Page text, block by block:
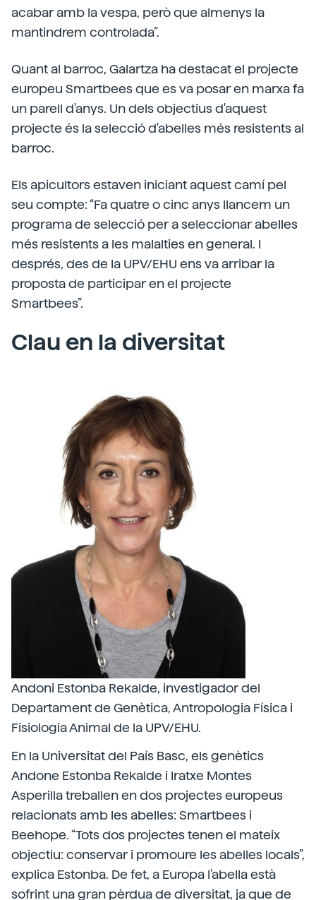
acabar amb la vespa, però que almenys la
mantindrem controlada”.
Quant al barroc, Galartza ha destacat el projecte
europeu Smartbees que es va posar en marxa fa
un parell d'anys. Un dels objectius d'aquest
projecte és la selecció d'abelles més resistents al
barroc.
Els apicultors estaven iniciant aquest camí pel
seu compte: “Fa quatre o cinc anys llancem un
programa de selecció per a seleccionar abelles
més resistents a les malalties en general. I
després, des de la UPV/EHU ens va arribar la
proposta de participar en el projecte
Smartbees”.
Clau en la diversitat
Andoni Estonba Rekalde, investigador del
Departament de Genètica, Antropologia Física i
Fisiologia Animal de la UPV/EHU.
En la Universitat del País Basc, els genètics
Andone Estonba Rekalde i Iratxe Montes
Asperilla treballen en dos projectes europeus
relacionats amb les abelles: Smartbees i
Beehope. “Tots dos projectes tenen el mateix
objectiu: conservar i promoure les abelles locals”,
explica Estonba. De fet, a Europa l'abella està
sofrint una gran pèrdua de diversitat, ja que de